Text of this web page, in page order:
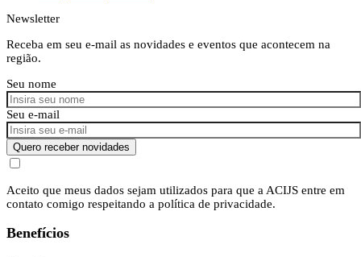
Newsletter
Receba em seu e-mail as novidades e eventos que acontecem na
região.
Seu nome
Seu e-mail
Quero receber novidades
Aceito que meus dados sejam utilizados para que a ACIJS entre em
contato comigo respeitando a política de privacidade.
Benefícios